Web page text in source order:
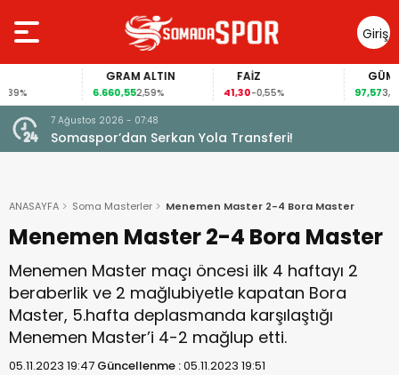
Giriş
Yap
GRAM ALTIN
6.660,552,59%
FAİZ
41,30 -0,55%
GÜMÜŞ
97,57 3,57%
7 Ağustos 2026 - 07:48
Somaspor’dan Serkan Yola Transferi!
ANASAYFA Soma Masterler Menemen Master 2-4 Bora Master
Menemen Master 2-4 Bora Master
Menemen Master maçı öncesi ilk 4 haftayı 2
beraberlik ve 2 mağlubiyetle kapatan Bora
Master, 5.hafta deplasmanda karşılaştığı
Menemen Master’i 4-2 mağlup etti.
05.11.2023 19:47 Güncellenme :05.11.2023 19:51